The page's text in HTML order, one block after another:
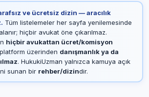
ve ücretsiz dizin — aracılık
Tüm listelemeler her sayfa yenilemesinde
hiçbir avukat öne çıkarılmaz.
hiçbir avukattan ücret/komisyon
üzerinden danışmanlık ya da
. HukukiUzman yalnızca kamuya açık
sunan bir rehber/dizindir.